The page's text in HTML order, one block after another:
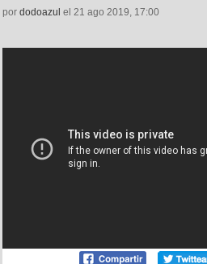
por dodoazul el 21 ago 2019, 17:00